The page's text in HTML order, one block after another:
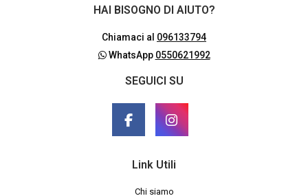
HAI BISOGNO DI AIUTO?
Chiamaci al 096133794
WhatsApp 0550621992
SEGUICI SU
Link Utili
Chi siamo